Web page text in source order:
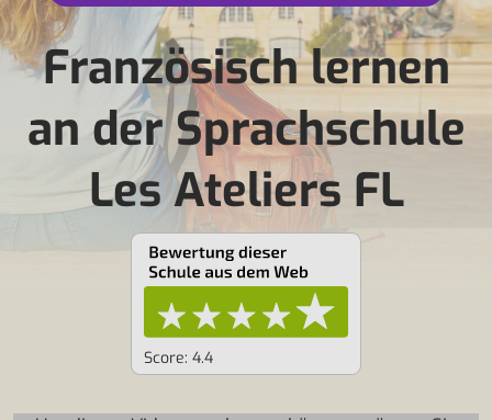
Französisch lernen
an der Sprachschule
Les Ateliers FL
Score: 4.4